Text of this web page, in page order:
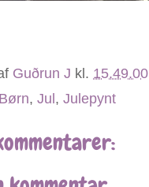
Guðrun J kl. 15.49.00
Børn, Jul, Julepynt